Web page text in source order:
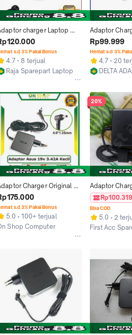
charger Laptop
A456 A456U A456UR
3.42A JACK KECIL
s.d 3% Pakai Bonus
4.7
8 terjual
Raja Sparepart Laptop
Adaptor
Original
A456U
Rp99.999
Hemat s.d 3%
4.7
20
DELTA
Charger Original
Asus A456 A456U
A456UQ X456
s.d 3% Pakai Bonus
5.0
100+ terjual
Shop Computer
20%
Adaptor
A456 A456U
3.42A
Rp100.319
Bisa COD
5.0
2
First Acc